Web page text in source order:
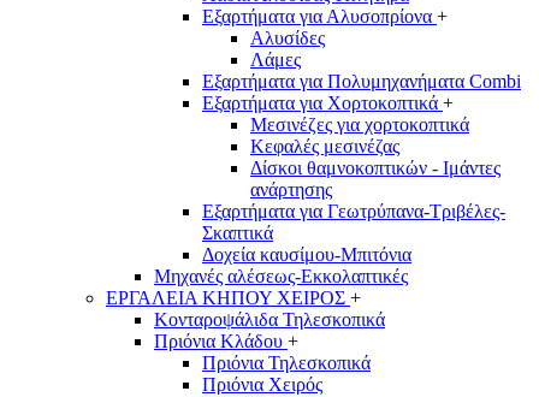
Εξαρτήματα για Αλυσοπρίονα +
Αλυσίδες
Λάμες
Εξαρτήματα για Πολυμηχανήματα Combi
Εξαρτήματα για Χορτοκοπτικά +
Μεσινέζες για χορτοκοπτικά
Κεφαλές μεσινέζας
Δίσκοι θαμνοκοπτικών - Ιμάντες
ανάρτησης
Εξαρτήματα για Γεωτρύπανα-Τριβέλες-
Σκαπτικά
Δοχεία καυσίμου-Μπιτόνια
Μηχανές αλέσεως-Εκκολαπτικές
ΕΡΓΑΛΕΙΑ ΚΗΠΟΥ ΧΕΙΡΟΣ +
Κονταροψάλιδα Τηλεσκοπικά
Πριόνια Κλάδου +
Πριόνια Τηλεσκοπικά
Πριόνια Χειρός